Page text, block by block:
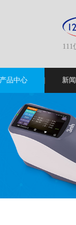
111
产品中心 新